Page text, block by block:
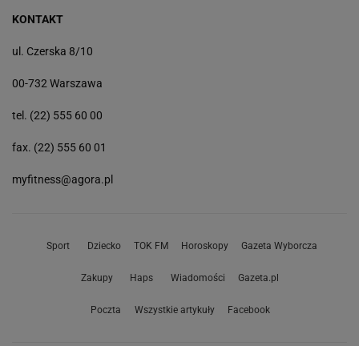
KONTAKT
ul. Czerska 8/10
00-732 Warszawa
tel. (22) 555 60 00
fax. (22) 555 60 01
myfitness@agora.pl
Sport Dziecko TOK FM Horoskopy Gazeta Wyborcza
Zakupy Haps Wiadomości Gazeta.pl
Poczta Wszystkie artykuły Facebook